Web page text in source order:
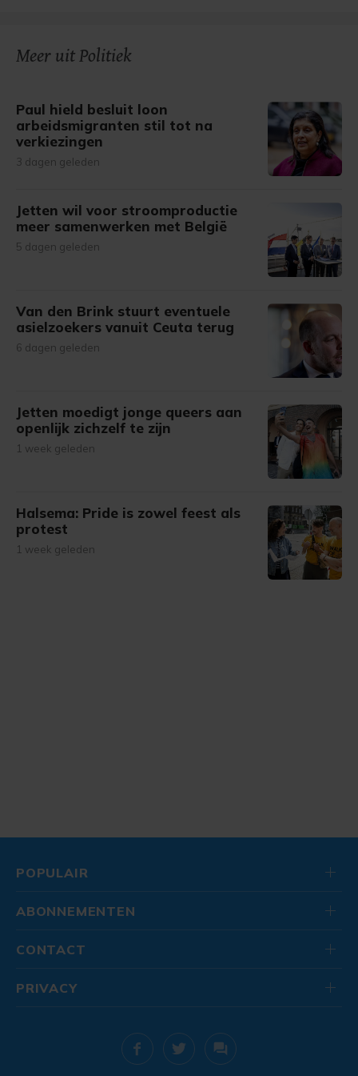
Meer uit Politiek
Paul hield besluit loon
arbeidsmigranten stil tot na
verkiezingen
3 dagen geleden
Jetten wil voor stroomproductie
meer samenwerken met België
5 dagen geleden
Van den Brink stuurt eventuele
asielzoekers vanuit Ceuta terug
6 dagen geleden
Jetten moedigt jonge queers aan
openlijk zichzelf te zijn
1 week geleden
Halsema: Pride is zowel feest als
protest
1 week geleden
POPULAIR
ABONNEMENTEN
CONTACT
PRIVACY